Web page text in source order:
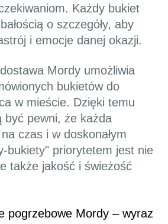
Każdy bukiet
o szczegóły, aby
i emocje danej okazji.
Mordy umożliwia
bukietów do
w mieście. Dzięki temu
być pewni, że każda
czas i w doskonałym
bukiety" priorytetem jest nie
także jakość i świeżość
pogrzebowe Mordy – wyraz